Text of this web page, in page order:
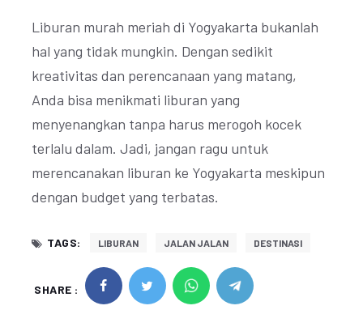
Liburan murah meriah di Yogyakarta bukanlah
hal yang tidak mungkin. Dengan sedikit
kreativitas dan perencanaan yang matang,
Anda bisa menikmati liburan yang
menyenangkan tanpa harus merogoh kocek
terlalu dalam. Jadi, jangan ragu untuk
merencanakan liburan ke Yogyakarta meskipun
dengan budget yang terbatas.
TAGS: LIBURAN JALAN JALAN DESTINASI
SHARE :